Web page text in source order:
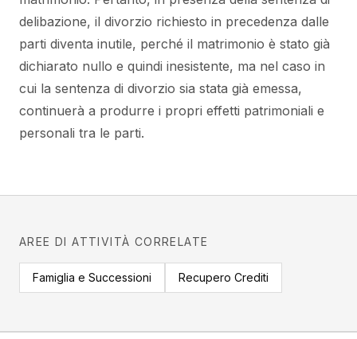
delibazione, il divorzio richiesto in precedenza dalle
parti diventa inutile, perché il matrimonio è stato già
dichiarato nullo e quindi inesistente, ma nel caso in
cui la sentenza di divorzio sia stata già emessa,
continuerà a produrre i propri effetti patrimoniali e
personali tra le parti.
AREE DI ATTIVITÀ CORRELATE
Famiglia e Successioni Recupero Crediti